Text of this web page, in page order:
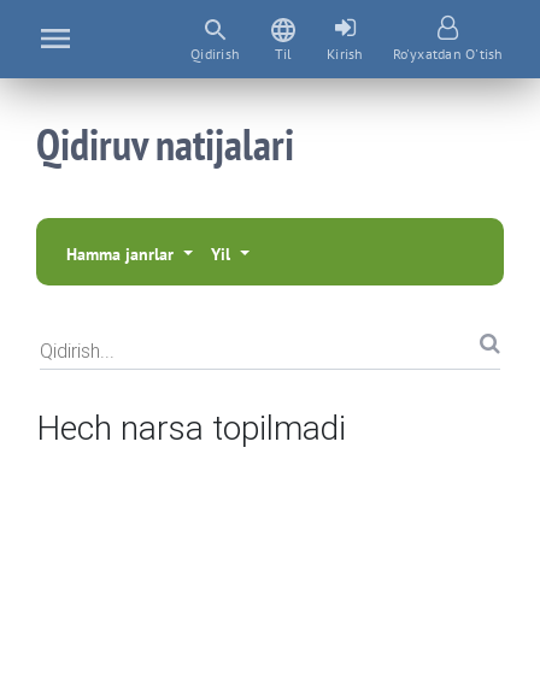
Qidirish Til Kirish Ro'yxatdan O'tish
Qidiruv natijalari
Hamma janrlar Yil
Qidirish...
Hech narsa topilmadi